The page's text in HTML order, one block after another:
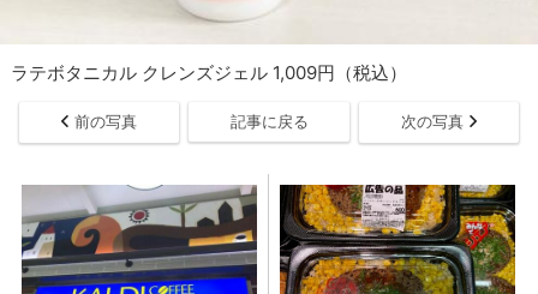
ラテボタニカル クレンズジェル 1,009円（税込）
前の写真 記事に戻る 次の写真